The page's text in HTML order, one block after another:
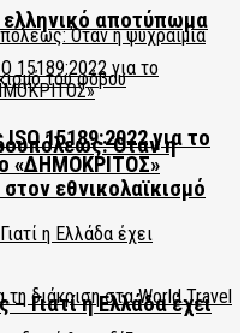
Όταν η
εθνικολαϊκισμό
ελληνικό αποτύπωμα
15189:2022 για το
«ΔΗΜΟΚΡΙΤΟΣ»
Γιατί η Ελλάδα έχει